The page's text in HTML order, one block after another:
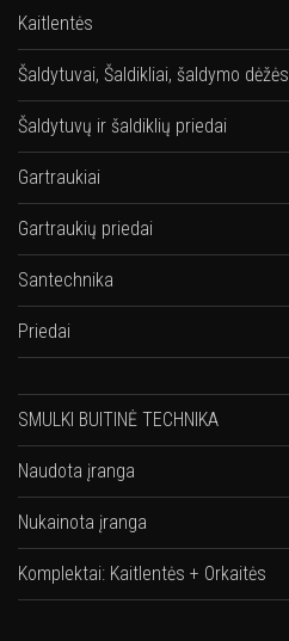
Kaitlentės
Šaldytuvai, Šaldikliai, šaldymo dėžės
Šaldytuvų ir šaldiklių priedai
Gartraukiai
Gartraukių priedai
Santechnika
Priedai
SMULKI BUITINĖ TECHNIKA
Naudota įranga
Nukainota įranga
Komplektai: Kaitlentės + Orkaitės